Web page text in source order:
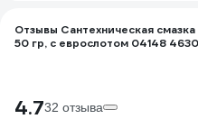
Отзывы Сантехническая
50 гр, с еврослотом 04148
4.732 отзыва